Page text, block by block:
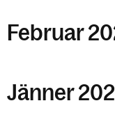
Februar
Jänner